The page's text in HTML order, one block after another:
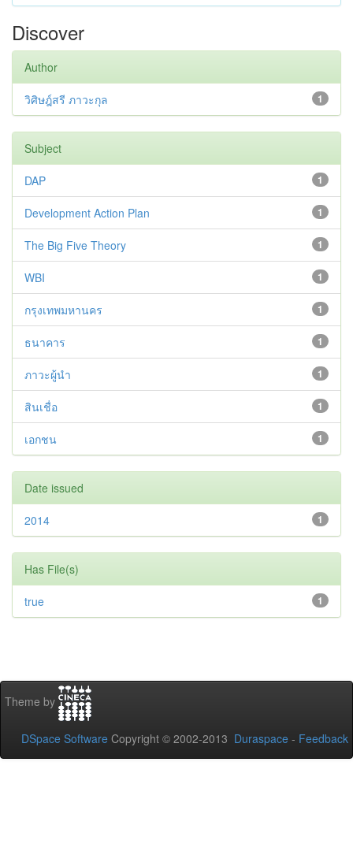
Discover
Author
1
วิศิษฎ์สรี ภาวะกุล
Subject
1
DAP
1
Development Action Plan
1
The Big Five Theory
1
WBI
1
กรุงเทพมหานคร
1
ธนาคาร
1
ภาวะผู้นำ
1
สินเชื่อ
1
เอกชน
Date issued
1
2014
Has File(s)
1
true
Theme by
DSpace Software Copyright © 2002-2013 Duraspace - Feedback